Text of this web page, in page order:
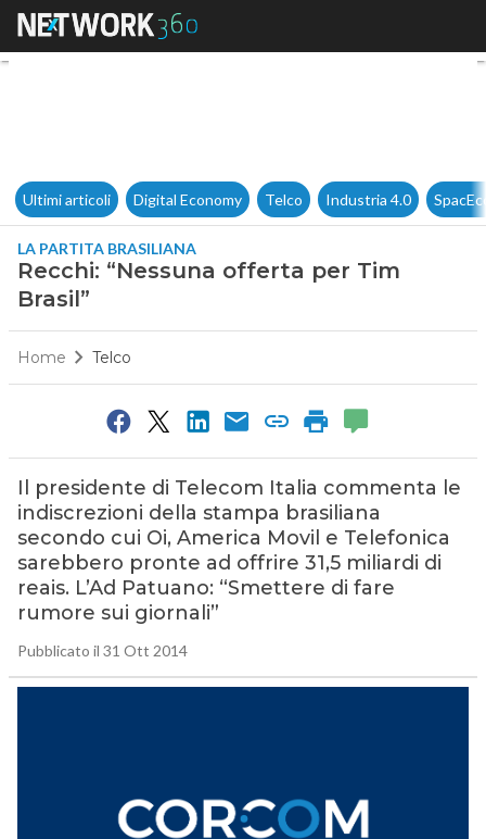
Recchi: “Nessuna offerta per
Ultimi articoli Digital Economy Telco Industria 4.0
LA PARTITA BRASILIANA
Recchi: “Nessuna offerta per Tim
Brasil”
Home Telco
Il presidente di Telecom Italia commenta le
indiscrezioni della stampa brasiliana
secondo cui Oi, America Movil e Telefonica
sarebbero pronte ad offrire 31,5 miliardi di
reais. L’Ad Patuano: “Smettere di fare
rumore sui giornali”
Pubblicato il 31 Ott 2014